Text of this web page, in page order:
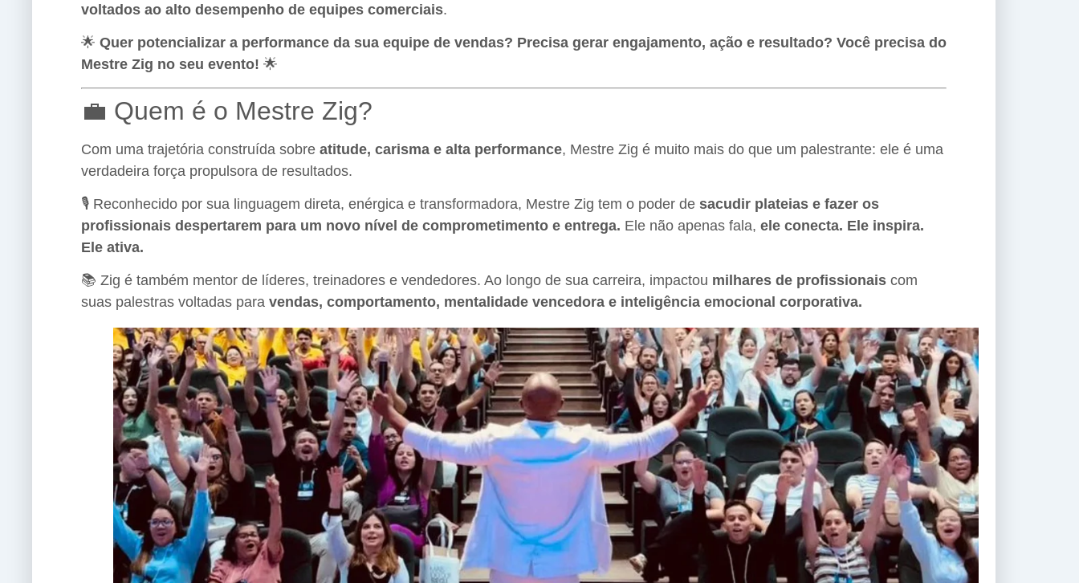
voltados ao alto desempenho de equipes comerciais.
🌟 Quer potencializar a performance da sua equipe de vendas? Precisa gerar engajamento, ação e resultado? Você precisa do
Mestre Zig no seu evento! 🌟
💼 Quem é o Mestre Zig?
Com uma trajetória construída sobre atitude, carisma e alta performance, Mestre Zig é muito mais do que um palestrante: ele é uma
verdadeira força propulsora de resultados.
🎙️ Reconhecido por sua linguagem direta, enérgica e transformadora, Mestre Zig tem o poder de sacudir plateias e fazer os
profissionais despertarem para um novo nível de comprometimento e entrega. Ele não apenas fala, ele conecta. Ele inspira.
Ele ativa.
📚 Zig é também mentor de líderes, treinadores e vendedores. Ao longo de sua carreira, impactou milhares de profissionais com
suas palestras voltadas para vendas, comportamento, mentalidade vencedora e inteligência emocional corporativa.